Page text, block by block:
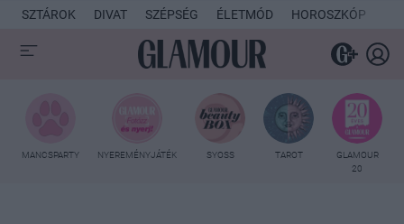
SZTÁROK DIVAT SZÉPSÉG ÉLETMÓD HOROSZKÓP
MANCSPARTY NYEREMÉNYJÁTÉK SYOSS TAROT
GLAMOUR
20